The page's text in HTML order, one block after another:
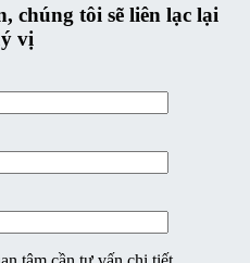
chúng tôi sẽ liên lạc lại
vị